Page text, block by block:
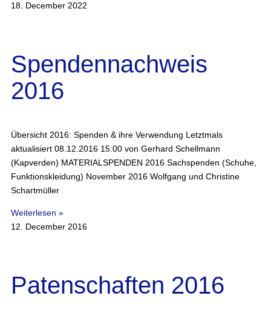
18. December 2022
Spendennachweis
2016
Übersicht 2016: Spenden & ihre Verwendung Letztmals
aktualisiert 08.12.2016 15:00 von Gerhard Schellmann
(Kapverden) MATERIALSPENDEN 2016 Sachspenden (Schuhe,
Funktionskleidung) November 2016 Wolfgang und Christine
Schartmüller
Weiterlesen »
12. December 2016
Patenschaften 2016